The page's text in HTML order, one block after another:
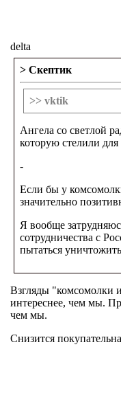
delta
> Cкептик
>> vktik
Ангела со светлой
которую стелили
-
Если бы у
значительно
Я вообще
сотрудничества с
пытаться
Взгляды "комсомолки
интереснее, чем мы.
чем мы.
Снизится